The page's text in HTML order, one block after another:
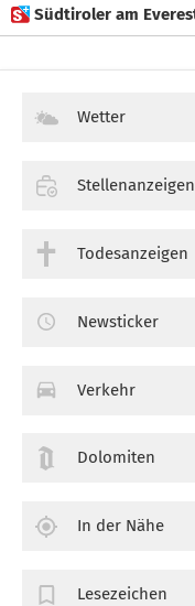
Wetter
Stellenanzeigen
Todesanzeigen
Newsticker
Verkehr
Dolomiten
In der Nähe
Lesezeichen